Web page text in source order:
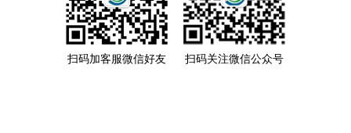
扫码加客服微信好友 扫码关注微信公众号